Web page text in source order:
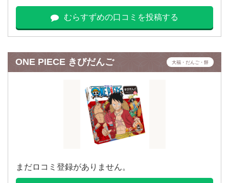
むらすずめの口コミを投稿する
ONE PIECE きびだんご 大福・だんご・餅
まだロコミ登録がありません。